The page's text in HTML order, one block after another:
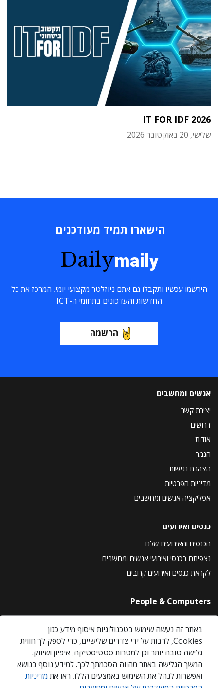
IT FOR IDF 2026
שלישי, 20 באוקטובר 2026
הישארו תמיד מעודכנים
Dailymaily
הירשמו עכשיו ותקבלו גם אתם ניוזלטר מקצועי יומי, המרכז את כל
החדשות והעדכונים בתחומי ה-ICT
הרשמה
אנשים ומחשבים
יצירת קשר
דרושים
אודות
הנמר
הצהרת נגישות
מדיניות הפרטיות
אפליקציה אנשים ומחשבים
כנסים ואירועים
הכנסים והאירועים שלנו
נצפיתם בכנסי ואירועי אנשים ומחשבים
לקראת כנסים ואירועים קרובים
People & Computers
About Us
Privacy Policy
Contact Us
Our Events
באתר זה נעשה שימוש בטכנולוגיות איסוף מידע כגון
Cookies, לרבות על ידי צדדים שלישיים, כדי לספק לך חווית
גלישה טובה יותר וכן למטרות סטטיסטיקה, איפיון ושיווק.
המשך הגלישה באתר מהווה הסכמתך לכך. למידע נוסף בנושא
ואפשרות לנהל את השימוש באמצעים הללו, ראו את מדיניות